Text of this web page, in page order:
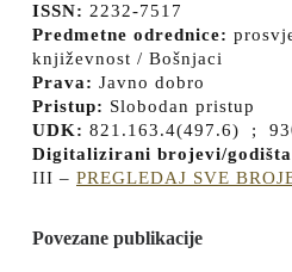
ISSN: 2232-7517
Predmetne odrednice:
književnost / Bošnjaci
Prava: Javno dobro
Pristup: Slobodan pristup
UDK: 821.163.4(497.6) ;
Digitalizirani brojevi/
III – PREGLEDAJ SVE
Povezane publikacije